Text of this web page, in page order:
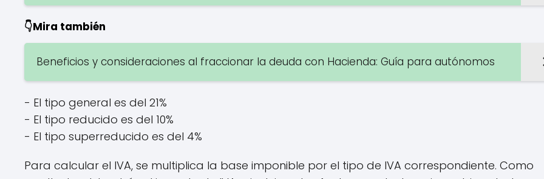
👇Mira también
Beneficios y consideraciones al fraccionar la deuda con Hacienda: Guía para autónomos
- El tipo general es del 21%
- El tipo reducido es del 10%
- El tipo superreducido es del 4%
Para calcular el IVA, se multiplica la base imponible por el tipo de IVA correspondiente. Como